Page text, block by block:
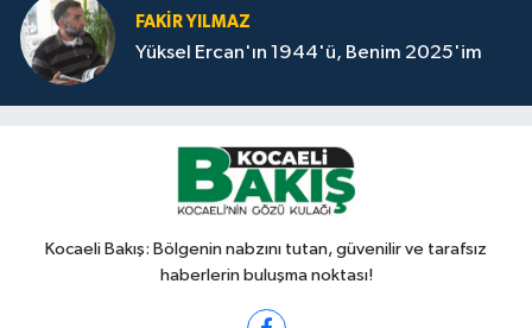
FAKİR YILMAZ
Yüksel Ercan'ın 1944'ü, Benim 2025'im
Kocaeli Bakış: Bölgenin nabzını tutan, güvenilir ve tarafsız
haberlerin buluşma noktası!